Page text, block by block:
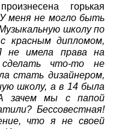
горькая
меня не могло быть
школу по
красным дипломом,
не имела права на
что-то не
стать дизайнером,
школу, а в 14 была
зачем мы с папой
Бессовестная!
что я не своей